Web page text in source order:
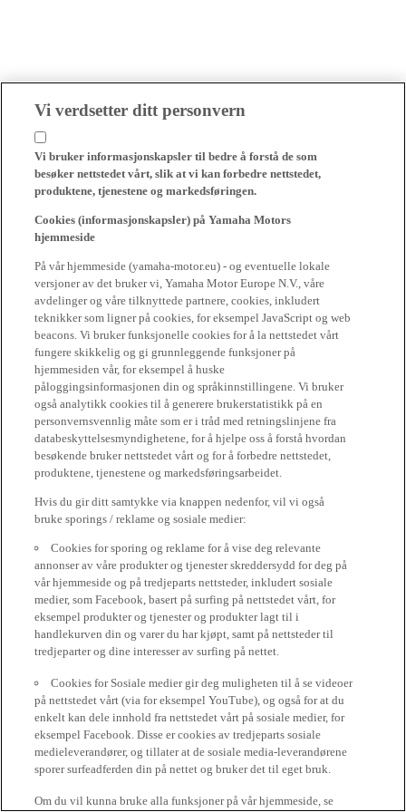
Vi verdsetter ditt personvern
Vi bruker informasjonskapsler til bedre å forstå de som
besøker nettstedet vårt, slik at vi kan forbedre nettstedet,
produktene, tjenestene og markedsføringen.
Cookies (informasjonskapsler) på Yamaha Motors
hjemmeside
På vår hjemmeside (yamaha-motor.eu) - og eventuelle lokale
versjoner av det bruker vi, Yamaha Motor Europe N.V., våre
avdelinger og våre tilknyttede partnere, cookies, inkludert
teknikker som ligner på cookies, for eksempel JavaScript og web
beacons. Vi bruker funksjonelle cookies for å la nettstedet vårt
fungere skikkelig og gi grunnleggende funksjoner på
hjemmesiden vår, for eksempel å huske
påloggingsinformasjonen din og språkinnstillingene. Vi bruker
også analytikk cookies til å generere brukerstatistikk på en
personvernsvennlig måte som er i tråd med retningslinjene fra
databeskyttelsesmyndighetene, for å hjelpe oss å forstå hvordan
besøkende bruker nettstedet vårt og for å forbedre nettstedet,
produktene, tjenestene og markedsføringsarbeidet.
Hvis du gir ditt samtykke via knappen nedenfor, vil vi også
bruke sporings / reklame og sosiale medier:
Cookies for sporing og reklame for å vise deg relevante
annonser av våre produkter og tjenester skreddersydd for deg på
vår hjemmeside og på tredjeparts nettsteder, inkludert sosiale
medier, som Facebook, basert på surfing på nettstedet vårt, for
eksempel produkter og tjenester og produkter lagt til i
handlekurven din og varer du har kjøpt, samt på nettsteder til
tredjeparter og dine interesser av surfing på nettet.
Cookies for Sosiale medier gir deg muligheten til å se videoer
på nettstedet vårt (via for eksempel YouTube), og også for at du
enkelt kan dele innhold fra nettstedet vårt på sosiale medier, for
eksempel Facebook. Disse er cookies av tredjeparts sosiale
medieleverandører, og tillater at de sosiale media-leverandørene
sporer surfeadferden din på nettet og bruker det til eget bruk.
Om du vil kunna bruke alla funksjoner på vår hjemmeside, se